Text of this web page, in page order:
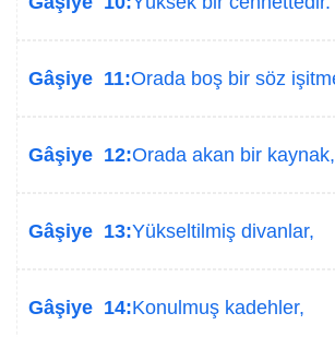
Gâşiye 11:Orada boş bir söz
Gâşiye 12:Orada akan bir kaynak,
Gâşiye 13:Yükseltilmiş divanlar,
Gâşiye 14:Konulmuş kadehler,